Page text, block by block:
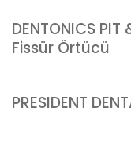
DENTONICS PIT
Fissür Örtücü
PRESIDENT